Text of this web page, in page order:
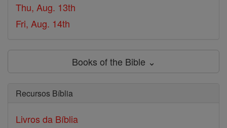
Thu, Aug. 13th
Fri, Aug. 14th
Books of the Bible ⌄
Recursos Bíblia
Livros da Bíblia